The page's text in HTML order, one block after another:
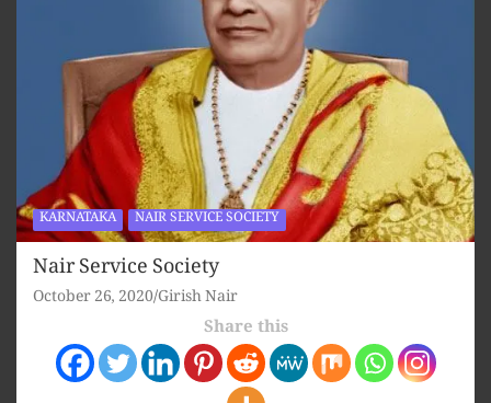
KARNATAKA NAIR SERVICE SOCIETY
Nair Service Society
October 26, 2020 Girish Nair
Share this